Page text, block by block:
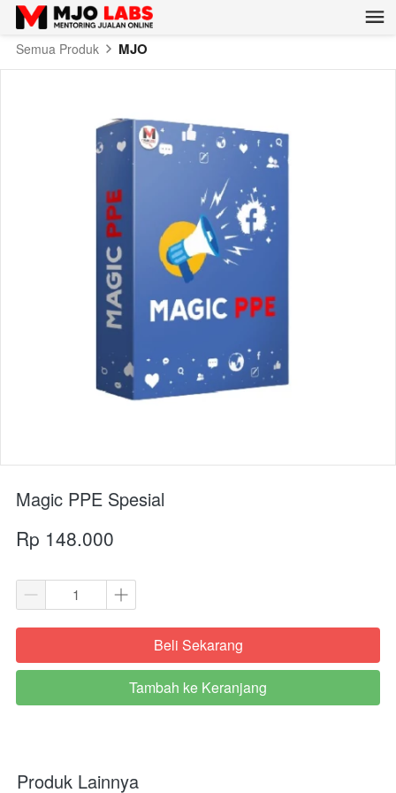
Semua Produk MJO
Magic PPE Spesial
Rp 148.000
`Beli Sekarang
`
Tambah ke Keranjang
Produk Lainnya